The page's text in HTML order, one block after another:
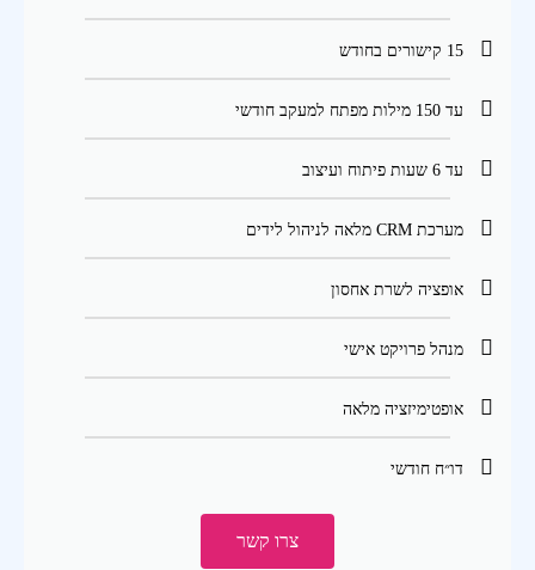
15 קישורים בחודש
עד 150 מילות מפתח למעקב חודשי
עד 6 שעות פיתוח ועיצוב
מערכת CRM מלאה לניהול לידים
אופציה לשרת אחסון
מנהל פרויקט אישי
אופטימיזציה מלאה
דו״ח חודשי
צרו קשר